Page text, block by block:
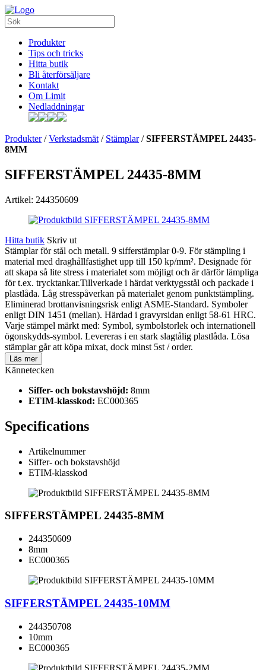
Produkter
Tips och tricks
Hitta butik
Bli återförsäljare
Kontakt
Om Limit
Nedladdningar
Produkter/Verkstadsmät / Stämplar/SIFFERSTÄMPEL 24435-
8MM
SIFFERSTÄMPEL 24435-8MM
Artikel: 244350609
Hitta butik Skriv ut
Stämplar för stål och metall. 9 sifferstämplar 0-9. För stämpling i
material med draghållfastighet upp till 150 kp/mm². Designade för
att skapa så lite stress i materialet som möjligt och är därför lämpliga
för t.ex. trycktankar.Tillverkade i härdat verktygsstål och packade i
plastlåda. Låg stresspåverkan på materialet genom punktstämpling.
Eliminerad brottanvisningsrisk enligt ASME-Standard. Symboler
enligt DIN 1451 (mellan). Härdad i gravyrsidan enligt 58-61 HRC.
Varje stämpel märkt med: Symbol, symbolstorlek och internationell
ögonskydds-symbol. Levereras i en stark slagtålig plastlåda. Lösa
stämplar går att köpa mixat, dock minst 5st / order.
Läs mer
Kännetecken
Siffer- och bokstavshöjd: 8mm
ETIM-klasskod: EC000365
Specifications
Artikelnummer
Siffer- och bokstavshöjd
ETIM-klasskod
SIFFERSTÄMPEL 24435-8MM
244350609
8mm
EC000365
SIFFERSTÄMPEL 24435-10MM
244350708
10mm
EC000365